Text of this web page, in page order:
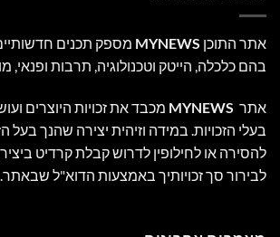
אתר התוכן MYNEWS מספק תכנים
בהם כלכלה, הייטק וטכנולוגיה, תרבות ופנאי,
אתר MYNEWS מכבד את זכויות היוצרים
בעלי הזכויות. במידה וזיהית יצירה שהנך בעל
להסירה או לחילופין לדרוש קבלת קרדיט
לבירור סך זכויותיך באמצעות הדוא"ל שבאתר.